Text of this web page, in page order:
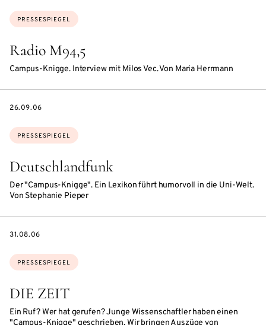
Radio M94,5
Campus-Knigge. Interview mit Milos Vec. Von Maria Herrmann
Themen:
PRESSESPIEGEL
Deutschlandfunk
Der "Campus-Knigge". Ein Lexikon führt humorvoll in die Uni-Welt.
Von Stephanie Pieper
Themen:
PRESSESPIEGEL
DATE
26.09.06
DIE ZEIT
Ein Ruf? Wer hat gerufen? Junge Wissenschaftler haben einen
"Campus-Knigge" geschrieben. Wir bringen Auszüge von
Themen:
PRESSESPIEGEL
DATE
31.08.06